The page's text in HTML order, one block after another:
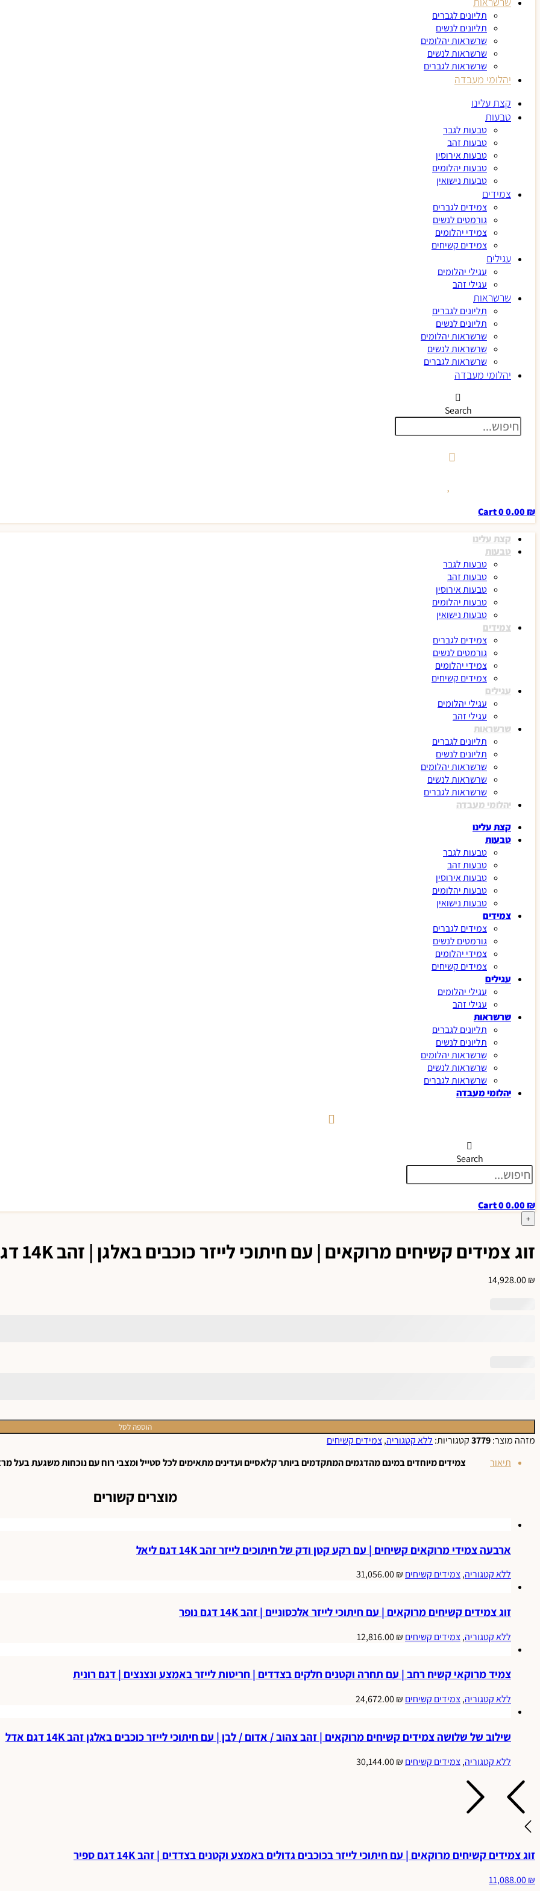
תליונים לגברים
תליונים לנשים
שרשראות יהלומים
שרשראות לנשים
שרשראות לגברים
יהלומי מעבדה
קצת עלינו
טבעות
טבעות לגבר
טבעות זהב
טבעות אירוסין
טבעות יהלומים
טבעות נישואין
צמידים
צמידים לגברים
גורמטים לנשים
צמידי יהלומים
צמידים קשיחים
עגילים
עגילי יהלומים
עגילי זהב
שרשראות
תליונים לגברים
תליונים לנשים
שרשראות יהלומים
שרשראות לנשים
שרשראות לגברים
יהלומי מעבדה
Search
0.00₪
0
Cart
קצת עלינו
טבעות
טבעות לגבר
טבעות זהב
טבעות אירוסין
טבעות יהלומים
טבעות נישואין
צמידים
צמידים לגברים
גורמטים לנשים
צמידי יהלומים
צמידים קשיחים
עגילים
עגילי יהלומים
עגילי זהב
שרשראות
תליונים לגברים
תליונים לנשים
שרשראות יהלומים
שרשראות לנשים
שרשראות לגברים
יהלומי מעבדה
קצת עלינו
טבעות
טבעות לגבר
טבעות זהב
טבעות אירוסין
טבעות יהלומים
טבעות נישואין
צמידים
צמידים לגברים
גורמטים לנשים
צמידי יהלומים
צמידים קשיחים
עגילים
עגילי יהלומים
עגילי זהב
שרשראות
תליונים לגברים
תליונים לנשים
שרשראות יהלומים
שרשראות לנשים
שרשראות לגברים
יהלומי מעבדה
Search
0.00₪
0
Cart
+
זוג צמידים קשיחים מרוקאים | עם חיתוכי לייזר כוכבים באלגן | זהב 14K דגם דליה
14,928.00₪
הוספה לסל
מזהה מוצר:3779קטגוריות: ללא קטגוריה,צמידים קשיחים
תיאור
צמידיםמיוחדיםבמינםמהדגמיםהמתקדמיםביותרקלאסייםועדיניםמתאימיםלכלסטיילומצבירוחעםנוכחותמשגעתבעל
מוצרים קשורים
ארבעה צמידי מרוקאים קשיחים | עם רקע קטן ודק של חיתוכים לייזר זהב 14K דגם ליאל
ללא קטגוריה,צמידים קשיחים 31,056.00₪
זוג צמידים קשיחים מרוקאים | עם חיתוכי לייזר אלכסוניים | זהב 14K דגם נופר
ללא קטגוריה,צמידים קשיחים 12,816.00₪
צמיד מרוקאי קשיח רחב | עם תחרה וקטנים חלקים בצדדים | חריטות לייזר באמצע ונצנצים | דגם רונית
ללא קטגוריה,צמידים קשיחים 24,672.00₪
שילוב של שלושה צמידים קשיחים מרוקאים | זהב צהוב / אדום / לבן | עם חיתוכי לייזר כוכבים באלגן זהב 14K דגם אדל
ללא קטגוריה,צמידים קשיחים 30,144.00₪
זוג צמידים קשיחים מרוקאים | עם חיתוכי לייזר בכוכבים גדולים באמצע וקטנים בצדדים | זהב 14K דגם ספיר
11,088.00₪